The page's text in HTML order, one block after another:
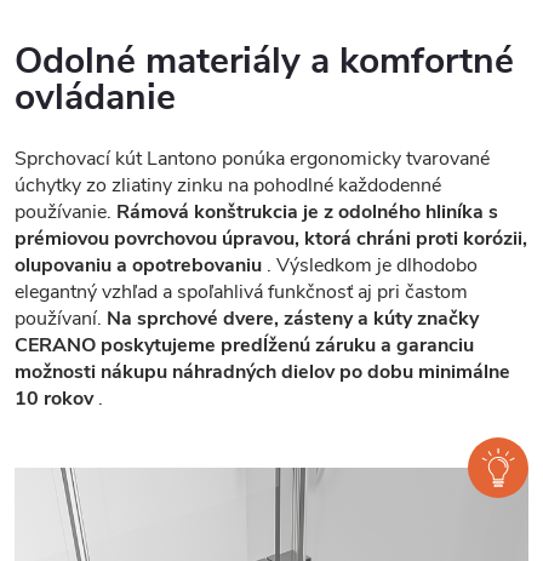
Odolné materiály a komfortné
ovládanie
Sprchovací kút Lantono ponúka ergonomicky tvarované
úchytky zo zliatiny zinku na pohodlné každodenné
používanie. Rámová konštrukcia je z odolného hliníka s
prémiovou povrchovou úpravou, ktorá chráni proti korózii,
olupovaniu a opotrebovaniu . Výsledkom je dlhodobo
elegantný vzhľad a spoľahlivá funkčnosť aj pri častom
používaní. Na sprchové dvere, zásteny a kúty značky
CERANO poskytujeme predĺženú záruku a garanciu
možnosti nákupu náhradných dielov po dobu minimálne
10 rokov.